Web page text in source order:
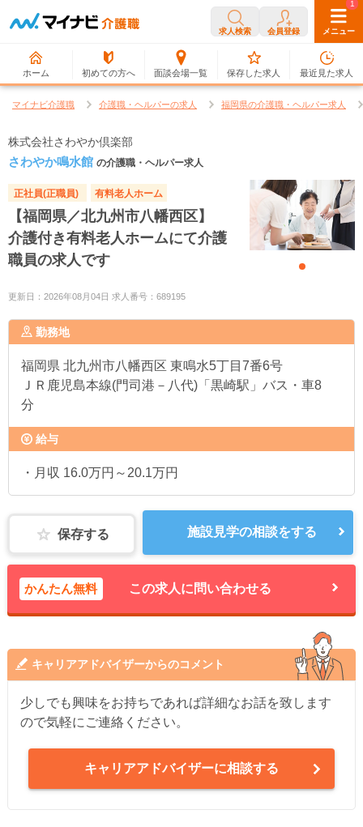
求人検索 会員登録 メニュー
ホーム 初めての方へ 面談会場一覧
0
保存した求人
1
最近見た求人
マイナビ介護職 介護職・ヘルパーの求人 福岡県の介護職・ヘルパー求人
株式会社さわやか倶楽部
さわやか鳴水館 の介護職・ヘルパー求人
正社員(正職員) 有料老人ホーム
【福岡県／北九州市八幡西区】
介護付き有料老人ホームにて介護
職員の求人です
更新日：2026年08月04日 求人番号：689195
勤務地
福岡県 北九州市八幡西区 東鳴水5丁目7番6号
ＪＲ鹿児島本線(門司港－八代)「黒崎駅」バス・車8
分
給与
・月収 16.0万円～20.1万円
保存する 施設見学の相談をする
かんたん無料 この求人に問い合わせる
キャリアアドバイザーからのコメント
少しでも興味をお持ちであれば詳細なお話を致します
ので気軽にご連絡ください。
キャリアアドバイザーに相談する